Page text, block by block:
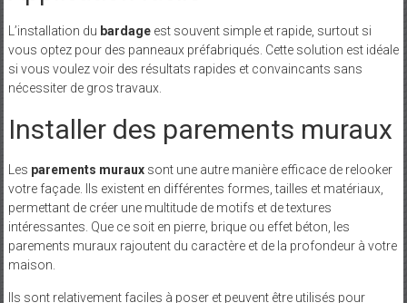
L’installation du bardageest souvent simple et rapide, surtout si
vous optez pour des panneaux préfabriqués. Cette solution est idéale
si vous voulez voir des résultats rapides et convaincants sans
nécessiter de gros travaux.
Installer des parements muraux
Les parements murauxsont une autre manière efficace de relooker
votre façade. Ils existent en différentes formes, tailles et matériaux,
permettant de créer une multitude de motifs et de textures
intéressantes. Que ce soit en pierre, brique ou effet béton, les
parements muraux rajoutent du caractère et de la profondeur à votre
maison.
Ils sont relativement faciles à poser et peuvent être utilisés pour